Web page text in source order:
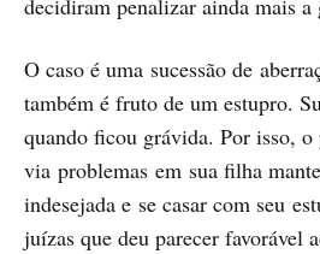
decidiram penalizar ainda mais a
O caso é uma sucessão de
também é fruto de um estupro.
quando ficou grávida. Por isso, o
via problemas em sua filha
indesejada e se casar com seu
juízas que deu parecer favorável